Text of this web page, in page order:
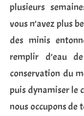
plusieurs
vous n’avez plus
des minis
remplir d’eau
conservation du
puis dynamiser le
nous occupons de